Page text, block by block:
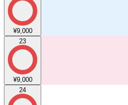
¥9,000
23
¥9,000
24